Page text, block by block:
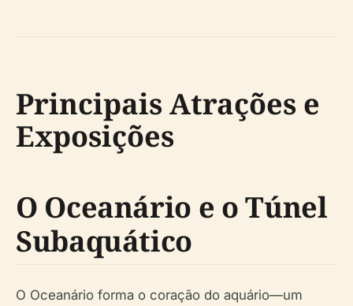
Principais Atrações e
Exposições
O Oceanário e o Túnel
Subaquático
O Oceanário forma o coração do aquário—um